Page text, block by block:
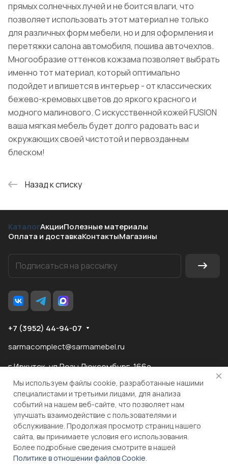
прямых солнечных лучей и не боится влаги, что
позволяет использовать этот материал не только
для различных форм мебели, но и для оформления и
перетяжки салона автомобиля, пошива авточехлов.
Многообразие оттенков кожзама позволяет выбрать
именно тот материал, который оптимально
подойдет и впишется в интерьер - от классических
бежево-кремовых цветов до яркого красного и
модного малинового. С искусственной кожей FUSION
ваша мягкая мебель будет долго радовать вас и
окружающих своей чистотой и первозданным
блеском!
Назад к списку
КаталогАкцииПолезные материалы
Оплата и доставкаКонтактыМагазины
+7 (3952) 44-94-07
sarmacomplect@sarmamebel.ru
г.Иркутск, ул.Розы Люксембург, 166а
разработка
и продвижение сайта
© 2026 ООО "МКС" ИНН 3810055324 ОГРН 1083810004860
Мы используем файлы cookie, разработанные нашими
специалистами и третьими лицами, для анализа
событий на нашем веб-сайте, что позволяет нам
улучшать взаимодействие с пользователями и
обслуживание. Продолжая просмотр страниц нашего
сайта, вы принимаете условия его использования.
Более подробные сведения смотрите в нашей
Политике в отношении файлов Cookie.